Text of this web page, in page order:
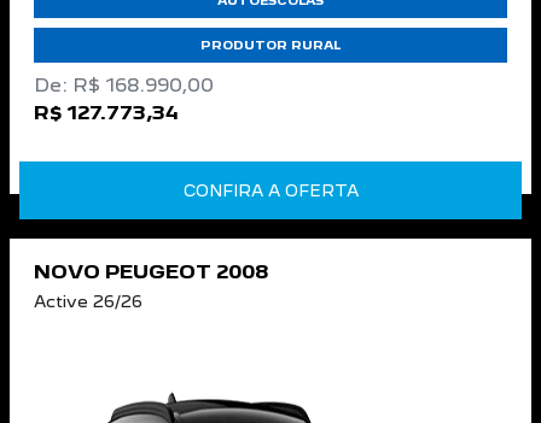
PRODUTOR RURAL
De: R$ 168.990,00
R$ 127.773,34
CONFIRA A OFERTA
NOVO PEUGEOT 2008
Active 26/26